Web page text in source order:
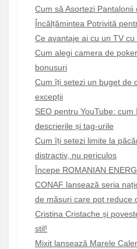
Cum să Asortezi Pantalonii
Încălțămintea Potrivită
Ce avantaje ai cu un TV
Cum alegi camera de
bonusuri
Cum îți setezi un buget de
excepții
SEO pentru YouTube:
descrierile și tag-urile
Cum îți setezi limite la
distractiv, nu periculos
Începe ROMANIAN
CONAF lansează seria
de măsuri care pot reduce
Cristina Cristache și
stil!
Mixit lansează Marele